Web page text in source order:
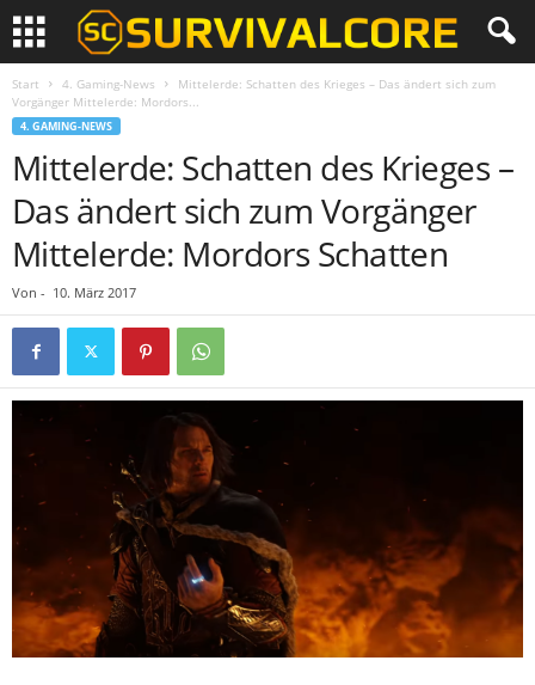
Start 4. Gaming-News
Mittelerde: Schatten des Krieges – Das ändert sich zum
Vorgänger Mittelerde: Mordors...
4. GAMING-NEWS
Mittelerde: Schatten des Krieges –
Das ändert sich zum Vorgänger
Mittelerde: Mordors Schatten
Von - 10. März 2017